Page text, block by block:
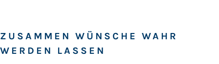
ZUSAMMEN WÜNSCHE WAHR
WERDEN LASSEN